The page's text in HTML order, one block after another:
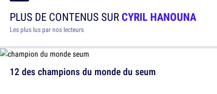
PLUS DE CONTENUS SURCYRIL HANOUNA
Les plus lus par nos lecteurs
12 des champions du monde du seum